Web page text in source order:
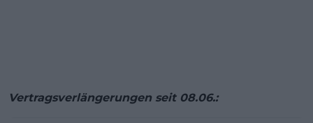
Vertragsverlängerungen seit 08.06.: